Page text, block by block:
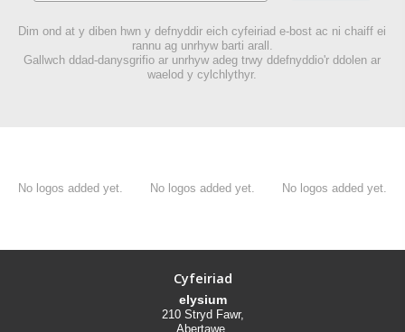
Dim ond at y diben hwn y defnyddir eich cyfeiriad e-bost ac ni chaiff ei
rannu ag unrhyw barti arall.
Gallwch ddad-danysgrifio ar unrhyw adeg trwy ddefnyddio'r ddolen ar
waelod y cylchlythyr.
No logos added yet. No logos added yet. No logos added yet.
Cyfeiriad
elysium
210 Stryd Fawr,
Abertawe,